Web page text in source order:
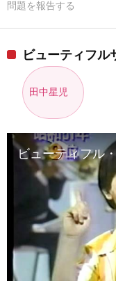
問題を報告する
ビューティフル
田中星児
ビューティフル